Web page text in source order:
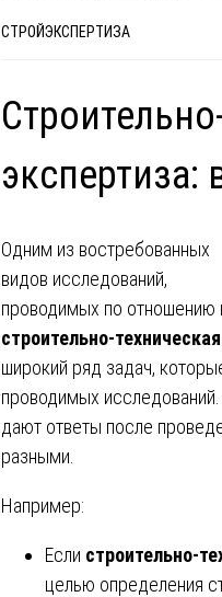
СТРОЙЭКСПЕРТИЗА
экспертиза:
Одним из востребованных
видов исследований,
проводимых по отношению
строительно-
широкий ряд задач,
проводимых
дают ответы после
разными.
Например:
Если строительно-
целью определения